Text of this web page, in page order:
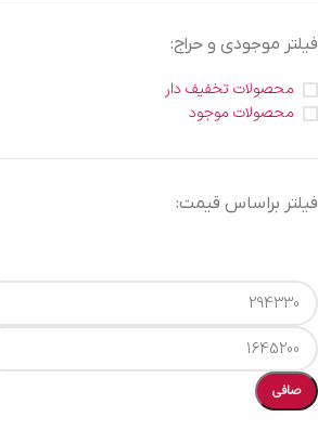
فیلتر موجودی و حراج:
محصولات تخفیف دار
محصولات موجود
فیلتر براساس قیمت:
صافی